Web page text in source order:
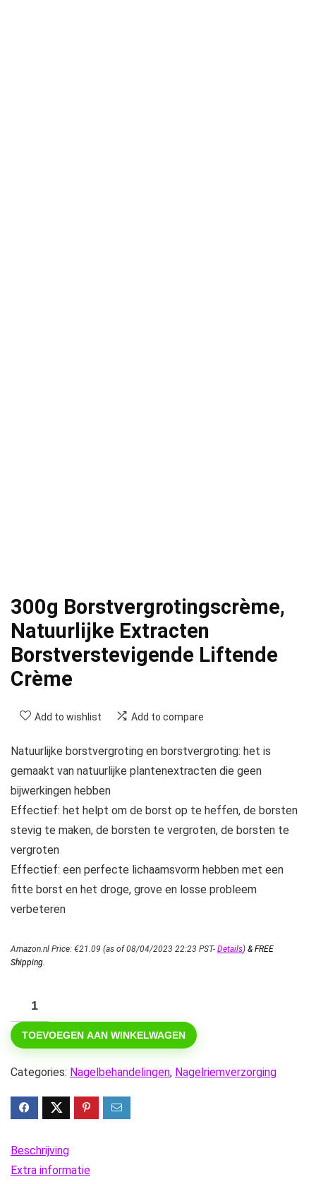
300g Borstvergrotingscrème,
Natuurlijke Extracten
Borstverstevigende Liftende
Crème
Add to wishlist Add to compare
Natuurlijke borstvergroting en borstvergroting: het is
gemaakt van natuurlijke plantenextracten die geen
bijwerkingen hebben
Effectief: het helpt om de borst op te heffen, de borsten
stevig te maken, de borsten te vergroten, de borsten te
vergroten
Effectief: een perfecte lichaamsvorm hebben met een
fitte borst en het droge, grove en losse probleem
verbeteren
Amazon.nl Price: €21.09 (as of 08/04/2023 22:23 PST- Details) & FREE
Shipping.
300g
Borstvergrotingscrème,
Natuurlijke
Extracten
Borstverstevigende
Liftende
Crème
TOEVOEGEN AAN WINKELWAGEN
Categories: Nagelbehandelingen, Nagelriemverzorging
Beschrijving
Extra informatie